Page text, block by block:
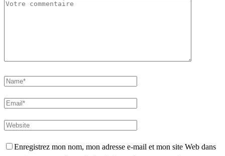
Enregistrez mon nom, mon adresse e-mail et mon site Web dans